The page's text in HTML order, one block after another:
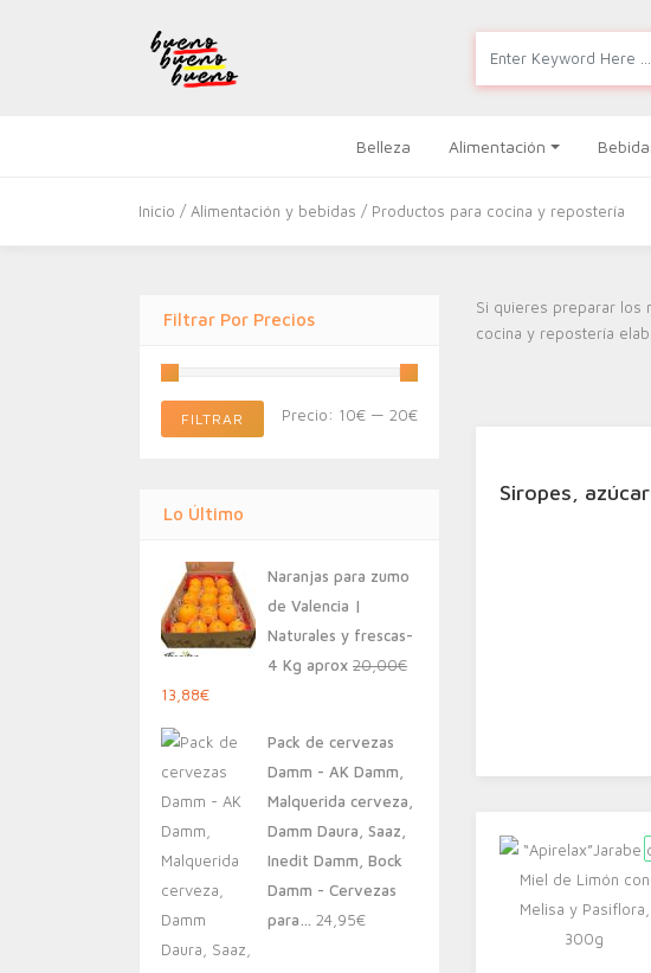
Belleza Alimentación
Inicio /Alimentación y bebidas / Productos para cocina y repostería
Filtrar Por Precios
Precio
Precio
FILTRAR Precio: 10€ — 20€
Lo Último
Naranjas para zumo
de Valencia |
Naturales y frescas-
4 Kg aprox 20,00€
El
precio
original
era:
20,00€.
13,88€El
actual
es:
13,88€.
Pack de cervezas
Damm - AK Damm,
Malquerida cerveza,
Damm Daura, Saaz,
Inedit Damm, Bock
Damm - Cervezas
para… 24,95€
Si quieres preparar los
cocina y repostería
Siropes,